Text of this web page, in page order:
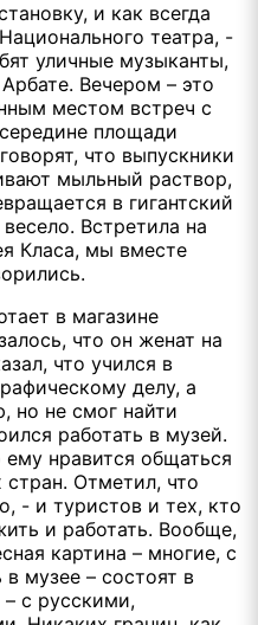
и как всегда
театра, -
уличные музыканты,
Вечером – это
местом встреч с
площади
что выпускники
мыльный раствор,
в гигантский
Встретила на
Класа, мы вместе
в магазине
что он женат на
что учился в
делу, а
но не смог найти
работать в музей.
нравится общаться
Отметил, что
- и туристов и тех, кто
и работать. Вообще,
картина – многие, с
музее – состоят в
– с русскими,